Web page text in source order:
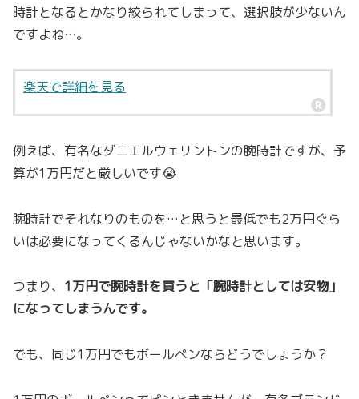
時計となるとかなり絞られてしまって、選択肢が少ないん
ですよね…。
楽天で詳細を見る
例えば、有名なダニエルウェリントンの腕時計ですが、予
算が1万円だと厳しいです😭
腕時計でそれなりのものを…と思うと最低でも2万円ぐら
いは必要になってくるんじゃないかなと思います。
つまり、 1万円で腕時計を買うと「腕時計としては安物」
になってしまうんです。
でも、同じ1万円でもボールペンならどうでしょうか？